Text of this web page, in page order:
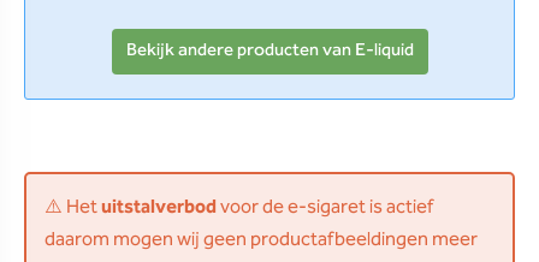
Bekijk andere producten van E-liquid
⚠️ Hetuitstalverbodvoor de e-sigaret is actief
daarom mogen wij geen productafbeeldingen meer